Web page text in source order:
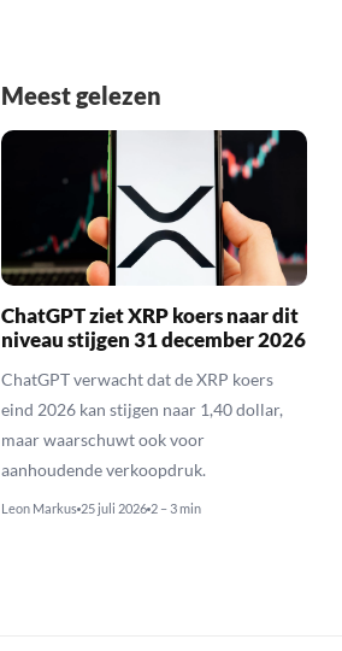
Meest gelezen
ChatGPT ziet XRP koers naar dit
niveau stijgen 31 december 2026
ChatGPT verwacht dat de XRP koers
eind 2026 kan stijgen naar 1,40 dollar,
maar waarschuwt ook voor
aanhoudende verkoopdruk.
Leon Markus 25 juli 2026 2 – 3 min